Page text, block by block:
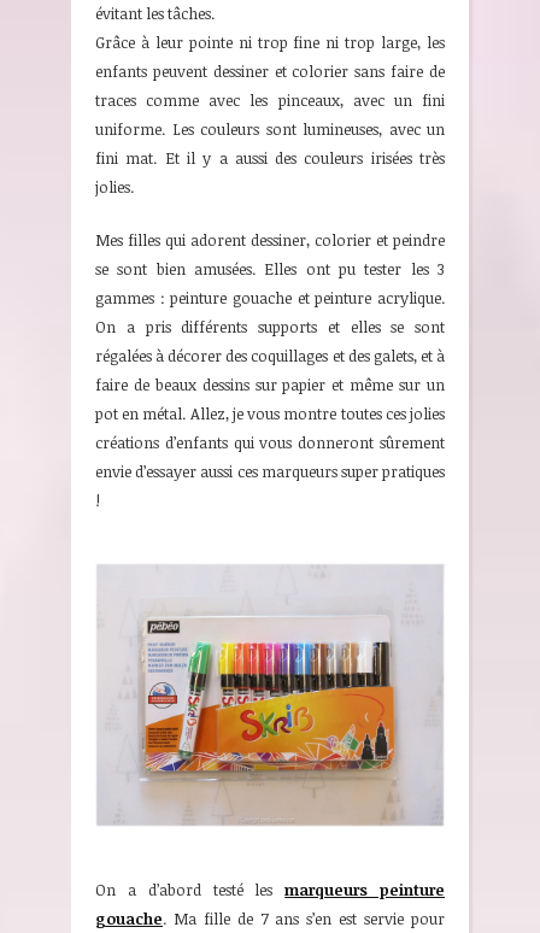
évitant les tâches.
Grâce à leur pointe ni trop fine ni trop large, les
enfants peuvent dessiner et colorier sans faire de
traces comme avec les pinceaux, avec un fini
uniforme. Les couleurs sont lumineuses, avec un
fini mat. Et il y a aussi des couleurs irisées très
jolies.
Mes filles qui adorent dessiner, colorier et peindre
se sont bien amusées. Elles ont pu tester les 3
gammes : peinture gouache et peinture acrylique.
On a pris différents supports et elles se sont
régalées à décorer des coquillages et des galets, et à
faire de beaux dessins sur papier et même sur un
pot en métal. Allez, je vous montre toutes ces jolies
créations d’enfants qui vous donneront sûrement
envie d’essayer aussi ces marqueurs super pratiques
!
On a d’abord testé lesmarqueurs peinture
gouache. Ma fille de 7 ans s’en est servie pour